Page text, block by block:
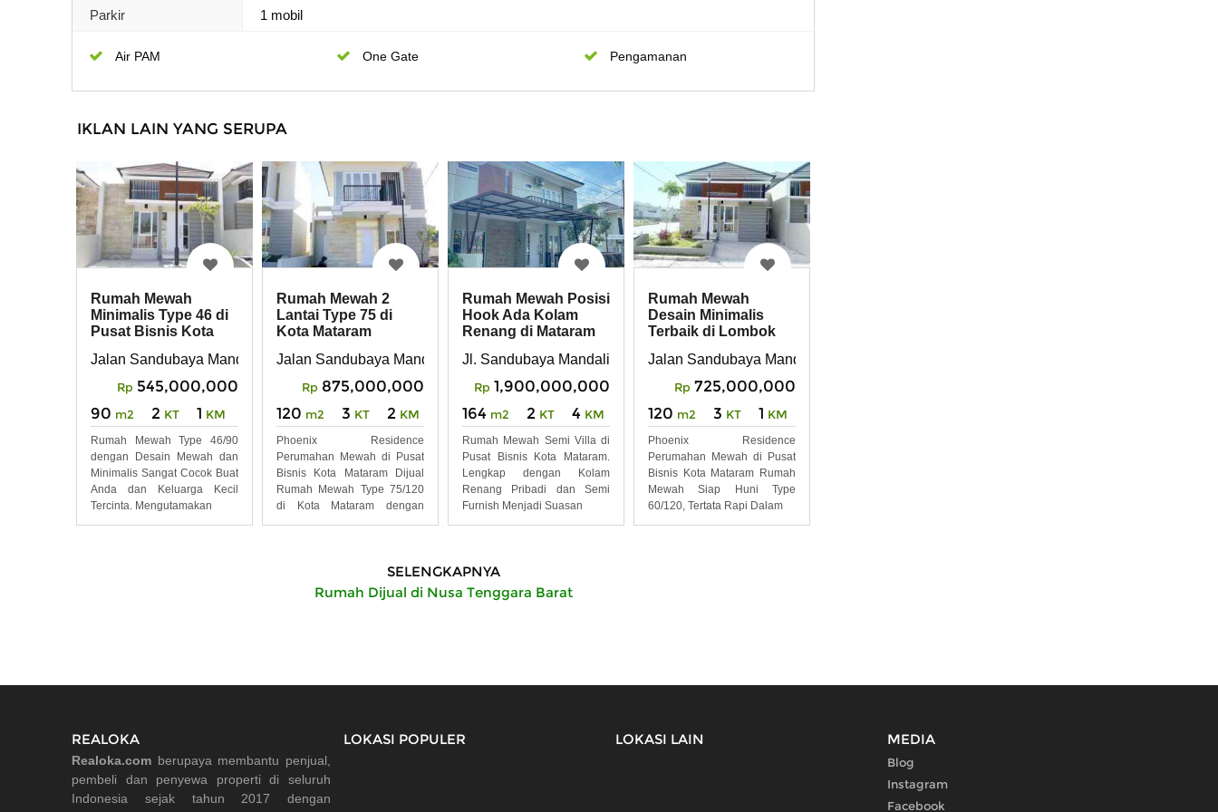
Parkir 1 mobil
Air PAM One Gate Pengamanan
IKLAN LAIN YANG SERUPA
Rumah Mewah
Minimalis Type 46 di
Pusat Bisnis Kota
Jalan Sandubaya Mandalika, Kota Mataram
Rp 545,000,000
90 m2 2 KT 1 KM
Rumah Mewah Type 46/90
dengan Desain Mewah dan
Minimalis Sangat Cocok Buat
Anda dan Keluarga Kecil
Tercinta. Mengutamakan
Rumah Mewah 2
Lantai Type 75 di
Kota Mataram
Jalan Sandubaya Mandalika, Bertais Kota Mataram
Rp 875,000,000
120 m2 3 KT 2 KM
Phoenix Residence
Perumahan Mewah di Pusat
Bisnis Kota Mataram Dijual
Rumah Mewah Type 75/120
di Kota Mataram dengan
Rumah Mewah Posisi
Hook Ada Kolam
Renang di Mataram
Jl. Sandubaya Mandalika, Perumahan Phoenix Residence Blok H16
Rp 1,900,000,000
164 m2 2 KT 4 KM
Rumah Mewah Semi Villa di
Pusat Bisnis Kota Mataram.
Lengkap dengan Kolam
Renang Pribadi dan Semi
Furnish Menjadi Suasan
Rumah Mewah
Desain Minimalis
Terbaik di Lombok
Jalan Sandubaya Mandalika, Bertais Kota Mataram
Rp 725,000,000
120 m2 3 KT 1 KM
Phoenix Residence
Perumahan Mewah di Pusat
Bisnis Kota Mataram Rumah
Mewah Siap Huni Type
60/120, Tertata Rapi Dalam
SELENGKAPNYA
Rumah Dijual di Nusa Tenggara Barat
REALOKA
Realoka.com berupaya membantu penjual,
pembeli dan penyewa properti di seluruh
Indonesia sejak tahun 2017 dengan
LOKASI POPULER LOKASI LAIN MEDIA
Blog
Instagram
Facebook